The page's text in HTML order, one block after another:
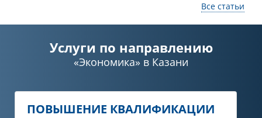
Все статьи
Услуги по направлению
«Экономика» в Казани
ПОВЫШЕНИЕ КВАЛИФИКАЦИИ